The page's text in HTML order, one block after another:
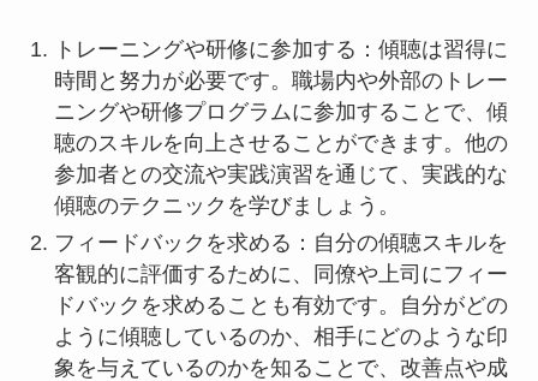
トレーニングや研修に参加する：傾聴は習得に
時間と努力が必要です。職場内や外部のトレー
ニングや研修プログラムに参加することで、傾
聴のスキルを向上させることができます。他の
参加者との交流や実践演習を通じて、実践的な
傾聴のテクニックを学びましょう。
フィードバックを求める：自分の傾聴スキルを
客観的に評価するために、同僚や上司にフィー
ドバックを求めることも有効です。自分がどの
ように傾聴しているのか、相手にどのような印
象を与えているのかを知ることで、改善点や成